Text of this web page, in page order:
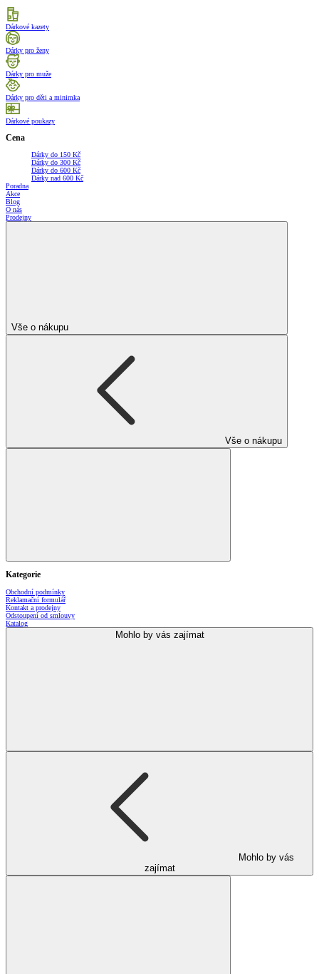
Dárkové kazety
Dárky pro ženy
Dárky pro muže
Dárky pro děti a minimka
Dárkové poukazy
Cena
Dárky do 150 Kč
Dárky do 300 Kč
Dárky do 600 Kč
Dárky nad 600 Kč
Poradna
Akce
Blog
O nás
Prodejny
Vše o nákupu
Vše o nákupu
Kategorie
Obchodní podmínky
Reklamační formulář
Kontakt a prodejny
Odstoupení od smlouvy
Katalog
Mohlo by vás zajímat
Mohlo by vás
zajímat